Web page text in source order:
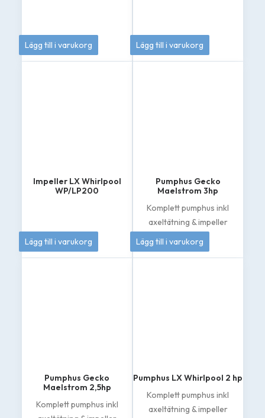
385kr
Lägg till i varukorg 385kr
Lägg till i varukorg
Impeller LX Whirlpool
WP/LP200
349kr
Lägg till i varukorg
Pumphus Gecko
Maelstrom 3hp
Komplett pumphus inkl
axeltätning & impeller
1 895kr
Lägg till i varukorg
Pumphus Gecko
Maelstrom 2,5hp
Komplett pumphus inkl
Pumphus LX Whirlpool 2 hp
Komplett pumphus inkl
axeltätning & impeller